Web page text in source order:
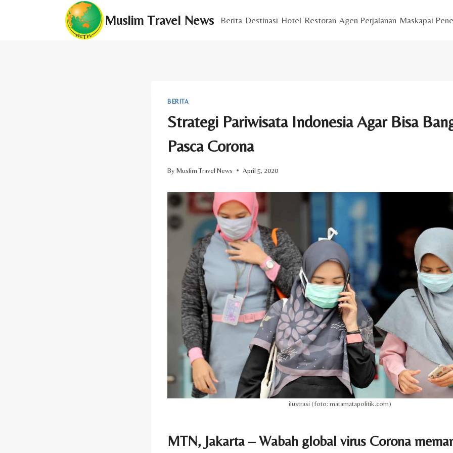
Muslim Travel News Berita Destinasi Hotel Restoran Agen Perjalanan Maskapai
BERITA
Strategi Pariwisata Indonesia Agar Bisa
Pasca Corona
By Muslim Travel News April 5, 2020
ilustrasi (foto: matamatapolitik.com)
MTN, Jakarta – Wabah global virus Corona